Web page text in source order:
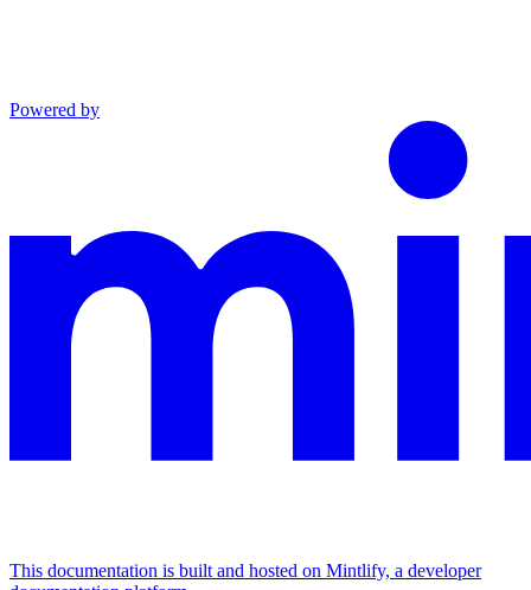
Powered by
This documentation is built and hosted on Mintlify, a developer